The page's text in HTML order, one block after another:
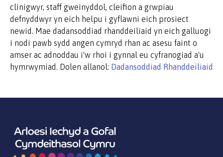
clinigwyr, staff gweinyddol, cleifion a grwpiau
defnyddwyr yn eich helpu i gyflawni eich prosiect
newid. Mae dadansoddiad rhanddeiliaid yn eich galluogi
i nodi pawb sydd angen cymryd rhan ac asesu faint o
amser ac adnoddau i'w rhoi i gynnal eu cyfranogiad a'u
hymrwymiad. Dolen allanol: Dadansoddiad Rhanddeiliaid